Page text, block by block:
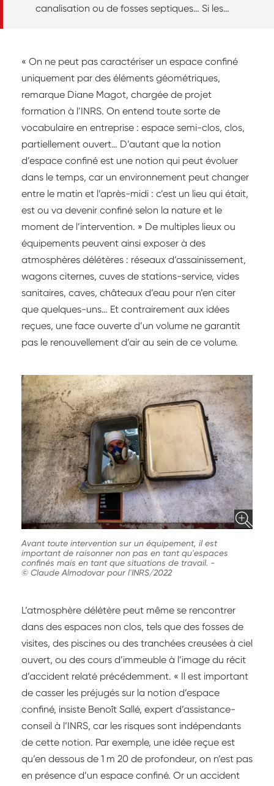
canalisation ou de fosses septiques… Si les
matériel ou aux ports d’EPI, il en existe d’autres
que l’entreprise varoise appréhende tout aussi
sérieusement.
« On ne peut pas caractériser un espace confiné
uniquement par des éléments géométriques,
remarque Diane Magot, chargée de projet
formation à l’INRS. On entend toute sorte de
vocabulaire en entreprise : espace semi-clos, clos,
partiellement ouvert… D’autant que la notion
d’espace confiné est une notion qui peut évoluer
dans le temps, car un environnement peut changer
entre le matin et l’après-midi : c’est un lieu qui était,
est ou va devenir confiné selon la nature et le
moment de l’intervention. » De multiples lieux ou
équipements peuvent ainsi exposer à des
atmosphères délétères : réseaux d’assainissement,
wagons citernes, cuves de stations-service, vides
sanitaires, caves, châteaux d’eau pour n’en citer
que quelques-uns… Et contrairement aux idées
reçues, une face ouverte d’un volume ne garantit
pas le renouvellement d’air au sein de ce volume.
Avant toute intervention sur un équipement, il est
important de raisonner non pas en tant qu'espaces
confinés mais en tant que situations de travail. -
© Claude Almodovar pour l'INRS/2022
L’atmosphère délétère peut même se rencontrer
dans des espaces non clos, tels que des fosses de
visites, des piscines ou des tranchées creusées à ciel
ouvert, ou des cours d’immeuble à l’image du récit
d’accident relaté précédemment. « Il est important
de casser les préjugés sur la notion d’espace
confiné, insiste Benoît Sallé, expert d’assistance-
conseil à l’INRS, car les risques sont indépendants
de cette notion. Par exemple, une idée reçue est
qu’en dessous de 1 m 20 de profondeur, on n’est pas
en présence d’un espace confiné. Or un accident